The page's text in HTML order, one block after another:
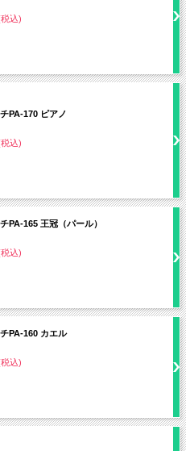
込)
PA‐170 ピアノ
込)
PA‐165 王冠（パール）
込)
PA‐160 カエル
込)